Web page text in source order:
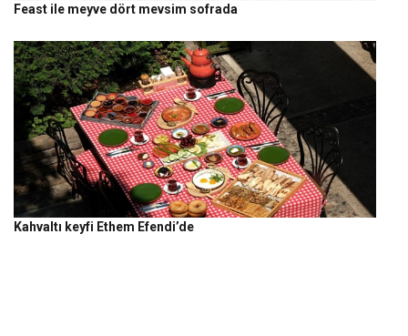
Feast ile meyve dört mevsim sofrada
Kahvaltı keyfi Ethem Efendi’de